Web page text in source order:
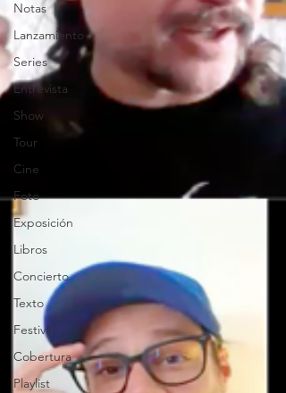
Notas
Lanzamiento
Series
Entrevista
Show
Tour
Cine
Foto
Exposición
Libros
Concierto
Texto
Festival
Cobertura
Playlist